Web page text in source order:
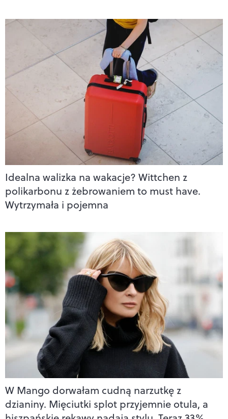
Idealna walizka na wakacje? Wittchen z
polikarbonu z żebrowaniem to must have.
Wytrzymała i pojemna
W Mango dorwałam cudną narzutkę z
dzianiny. Mięciutki splot przyjemnie otula, a